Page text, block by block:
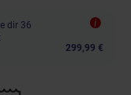
dir 36
299,99 €